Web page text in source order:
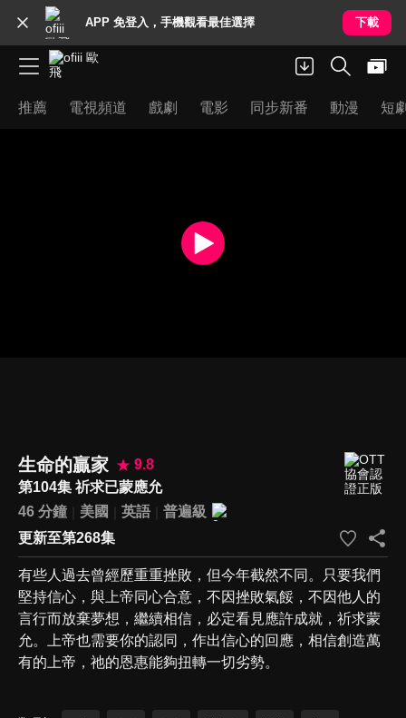
APP 免登入，手機觀看最佳選擇 下載
推薦 電視頻道 戲劇 電影 同步新番 動漫 短
生命的贏家
9.8
第104集 祈求已蒙應允
46 分鐘
美國 英語
普遍級
更新至第268集
有些人過去曾經歷重重挫敗，但今年截然不同。只要我們
堅持信心，與上帝同心合意，不因挫敗氣餒，不因他人的
言行而放棄夢想，繼續相信，必定看見應許成就，祈求蒙
允。上帝也需要你的認同，作出信心的回應，相信創造萬
有的上帝，祂的恩惠能夠扭轉一切劣勢。